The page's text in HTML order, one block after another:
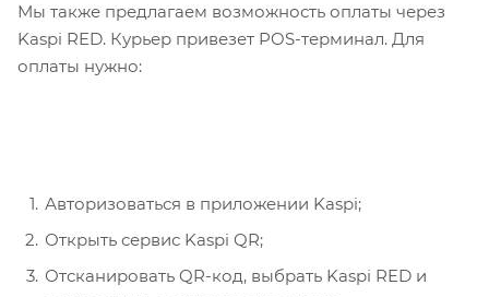
Мы также предлагаем возможность оплаты через
Kaspi RED. Курьер привезет POS-терминал. Для
оплаты нужно:
Авторизоваться в приложении Kaspi;
Открыть сервис Kaspi QR;
Отсканировать QR-код, выбрать Kaspi RED и